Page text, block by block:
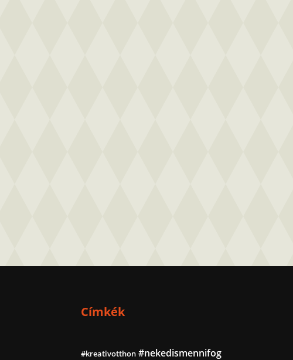
Címkék
#kreativotthon #nekedismennifog